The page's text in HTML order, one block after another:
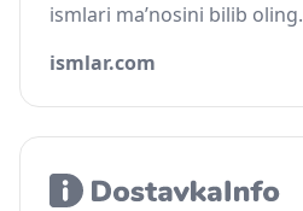
ismlari ma’nosini bilib oling.
ismlar.com